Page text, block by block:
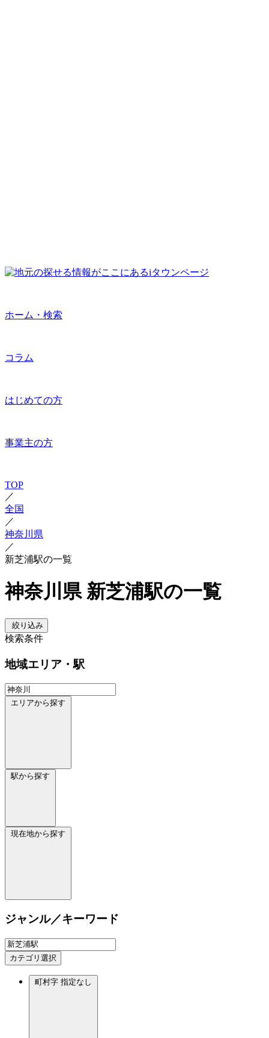
ホーム・検索
コラム
はじめての方
事業主の方
TOP
／
全国
／
神奈川県
／
新芝浦駅の一覧
神奈川県 新芝浦駅の一覧
絞り込み
検索条件
地域エリア・駅
エリアから探す
駅から探す
現在地から探す
ジャンル／キーワード
カテゴリ選択
町村字 指定なし